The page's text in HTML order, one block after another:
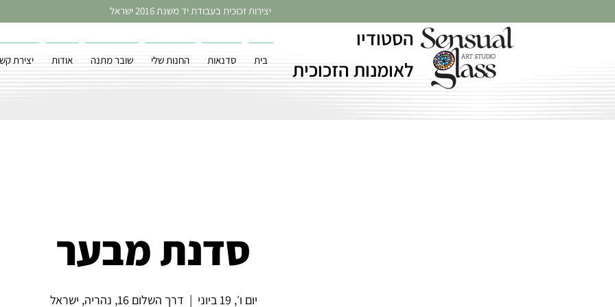
בית סדנאות החנות שלי שובר מתנה אודות יצירת
הסטודיו
לאומנות הזכוכית
יצירות זכוכית בעבודת יד משנת 2016 ישראל
סדנת מבער
יום ו׳, 19 ביוני
  |
דרך השלום 16, נהריה, ישראל